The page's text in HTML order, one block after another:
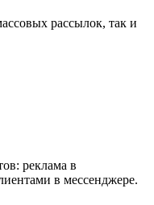
рассылок, так и
реклама в
в мессенджере.